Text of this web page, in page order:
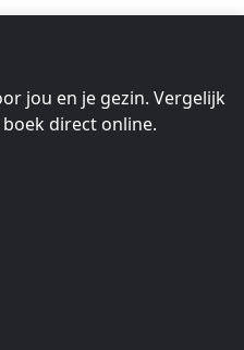
jou en je gezin. Vergelijk
direct online.